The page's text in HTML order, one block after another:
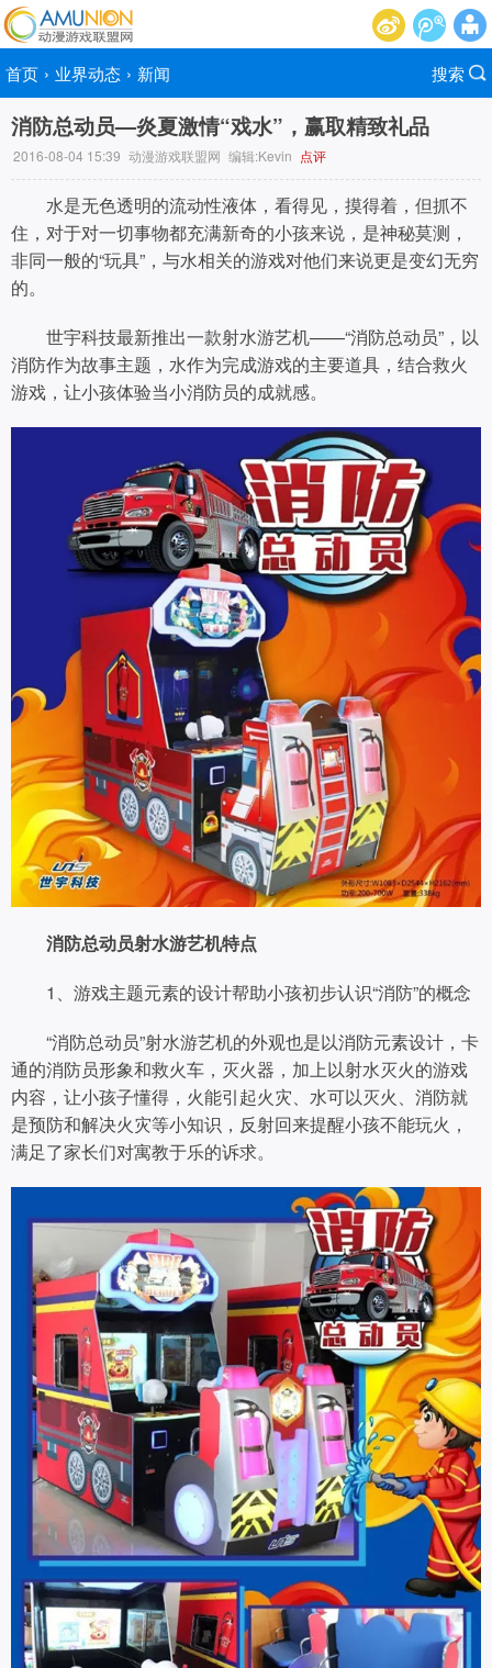
首页 › 业界动态 › 新闻 搜索
消防总动员—炎夏激情“戏水”，赢取精致礼品
2016-08-04 15:39 动漫游戏联盟网 编辑:Kevin 点评
水是无色透明的流动性液体，看得见，摸得着，但抓不
住，对于对一切事物都充满新奇的小孩来说，是神秘莫测，
非同一般的“玩具”，与水相关的游戏对他们来说更是变幻无穷
的。
世宇科技最新推出一款射水游艺机——“消防总动员”，以
消防作为故事主题，水作为完成游戏的主要道具，结合救火
游戏，让小孩体验当小消防员的成就感。
消防总动员射水游艺机特点
1、游戏主题元素的设计帮助小孩初步认识“消防”的概念
“消防总动员”射水游艺机的外观也是以消防元素设计，卡
通的消防员形象和救火车，灭火器，加上以射水灭火的游戏
内容，让小孩子懂得，火能引起火灾、水可以灭火、消防就
是预防和解决火灾等小知识，反射回来提醒小孩不能玩火，
满足了家长们对寓教于乐的诉求。